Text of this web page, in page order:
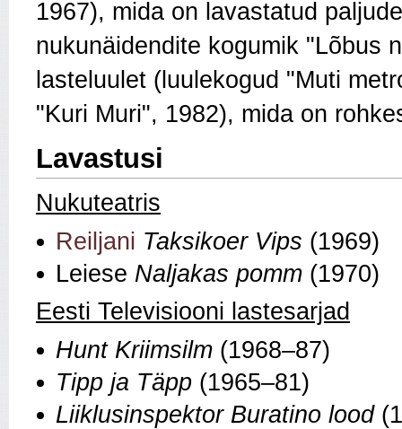
1967), mida on lavastatud
nukunäidendite kogumik "Lõbus
lasteluulet (luulekogud "Muti
"Kuri Muri", 1982), mida on
Lavastusi
Nukuteatris
Reiljani Taksikoer Vips (1969)
Leiese Naljakas pomm (1970)
Eesti Televisiooni lastesarjad
Hunt Kriimsilm (1968–87)
Tipp ja Täpp (1965–81)
Liiklusinspektor Buratino lood